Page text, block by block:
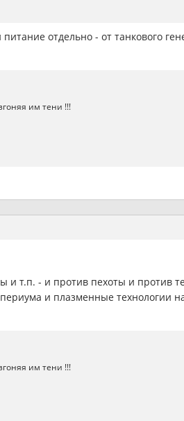
отдельно - от танкового
им тени !!!
т.п. - и против пехоты и против
и плазменные технологии
им тени !!!